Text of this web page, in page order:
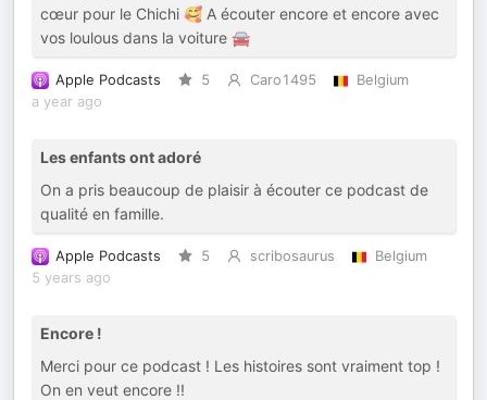
cœur pour le Chichi 🥰 A écouter encore et encore avec
vos loulous dans la voiture 🚘
Apple Podcasts 5 Caro1495
Belgium
a year ago
Les enfants ont adoré
On a pris beaucoup de plaisir à écouter ce podcast de
qualité en famille.
Apple Podcasts 5 scribosaurus
Belgium
5 years ago
Encore !
Merci pour ce podcast ! Les histoires sont vraiment top !
On en veut encore !!